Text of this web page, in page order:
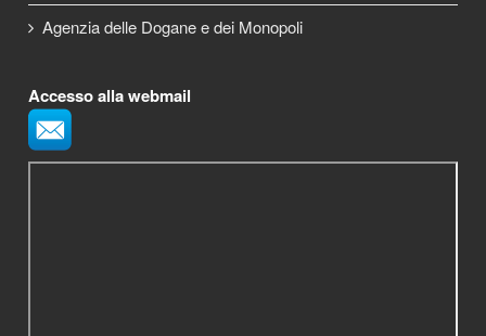
Agenzia delle Dogane e dei Monopoli
Accesso alla webmail